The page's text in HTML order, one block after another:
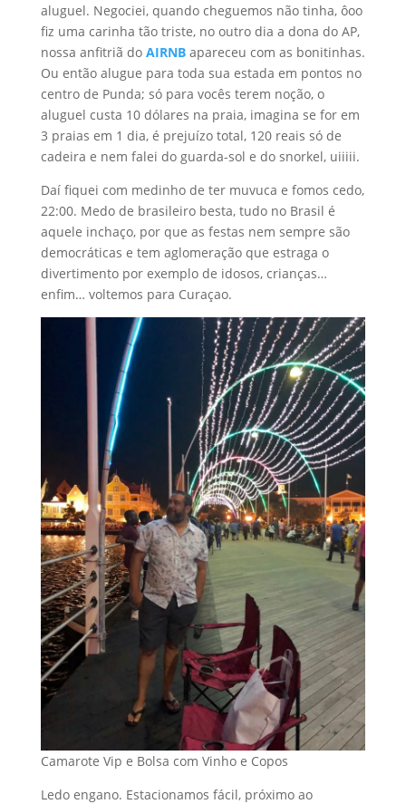
aluguel. Negociei, quando cheguemos não tinha, ôoo
fiz uma carinha tão triste, no outro dia a dona do AP,
nossa anfitriã do AIRNBapareceu com as bonitinhas.
Ou então alugue para toda sua estada em pontos no
centro de Punda; só para vocês terem noção, o
aluguel custa 10 dólares na praia, imagina se for em
3 praias em 1 dia, é prejuízo total, 120 reais só de
cadeira e nem falei do guarda-sol e do snorkel, uiiiii.
Daí fiquei com medinho de ter muvuca e fomos cedo,
22:00. Medo de brasileiro besta, tudo no Brasil é
aquele inchaço, por que as festas nem sempre são
democráticas e tem aglomeração que estraga o
divertimento por exemplo de idosos, crianças…
enfim… voltemos para Curaçao.
Camarote Vip e Bolsa com Vinho e Copos
Ledo engano. Estacionamos fácil, próximo ao